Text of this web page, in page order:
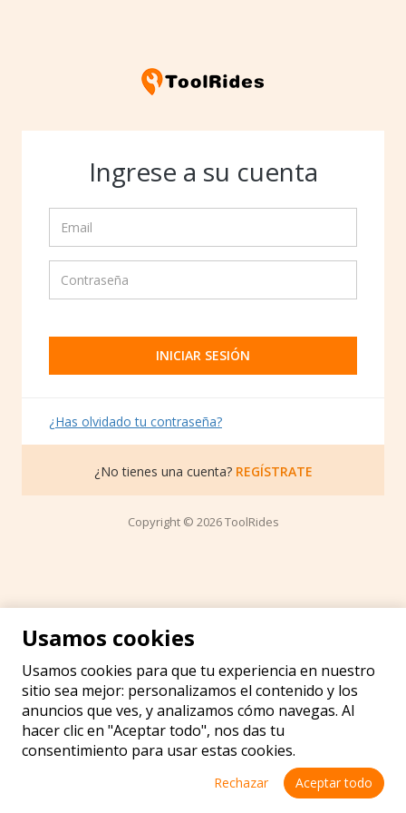
Ingrese a su cuenta
INICIAR SESIÓN
¿Has olvidado tu contraseña?
¿No tienes una cuenta? REGÍSTRATE
Copyright © 2026 ToolRides
Usamos cookies
Usamos cookies para que tu experiencia en nuestro
sitio sea mejor: personalizamos el contenido y los
anuncios que ves, y analizamos cómo navegas. Al
hacer clic en "Aceptar todo", nos das tu
consentimiento para usar estas cookies.
Rechazar Aceptar todo